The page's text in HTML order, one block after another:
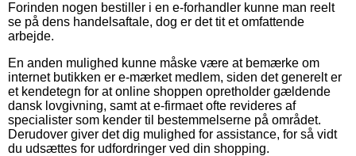
Forinden nogen bestiller i en e-forhandler kunne man reelt
se på dens handelsaftale, dog er det tit et omfattende
arbejde.
En anden mulighed kunne måske være at bemærke om
internet butikken er e-mærket medlem, siden det generelt er
et kendetegn for at online shoppen opretholder gældende
dansk lovgivning, samt at e-firmaet ofte revideres af
specialister som kender til bestemmelserne på området.
Derudover giver det dig mulighed for assistance, for så vidt
du udsættes for udfordringer ved din shopping.